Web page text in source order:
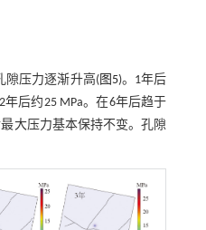
隙压力逐渐升高(图5)。1年后
后约25 MPa。在6年后趋于
大压力基本保持不变。孔隙